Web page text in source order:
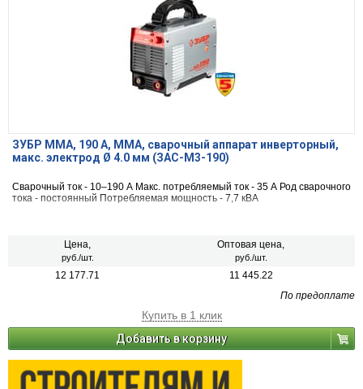
ЗУБР ММА, 190 А, MMA, сварочный аппарат инверторный,
макс. электрод Ø 4.0 мм (ЗАС-М3-190)
Сварочный ток - 10–190 А Макс. потребляемый ток - 35 А Род сварочного
тока - постоянный Потребляемая мощность - 7,7 кВА
Цена,
руб./шт.
Оптовая цена,
руб./шт.
12 177.71
11 445.22
По предоплате
Купить в 1 клик
Добавить в корзину